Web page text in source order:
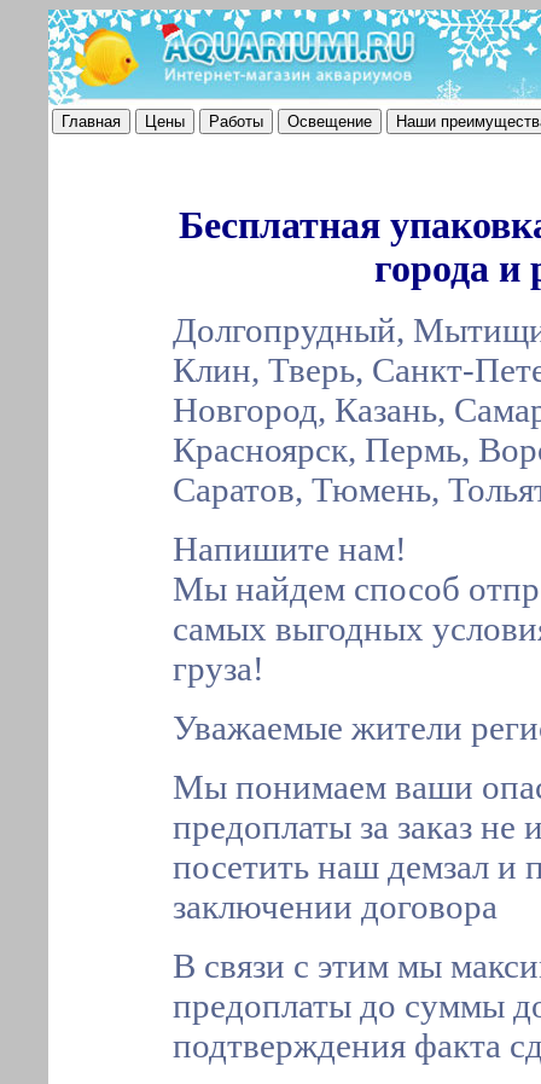
Бесплатная
города и
Долгопрудный,
Клин, Тверь, Санкт-
Новгород, Казань,
Красноярск, Пермь,
Саратов, Тюмень,
Напишите нам!
Мы найдем способ
самых выгодных
груза!
Уважаемые жители
Мы понимаем ваши
предоплаты за заказ
посетить наш демзал и
заключении договора
В связи с этим мы
предоплаты до суммы
подтверждения факта